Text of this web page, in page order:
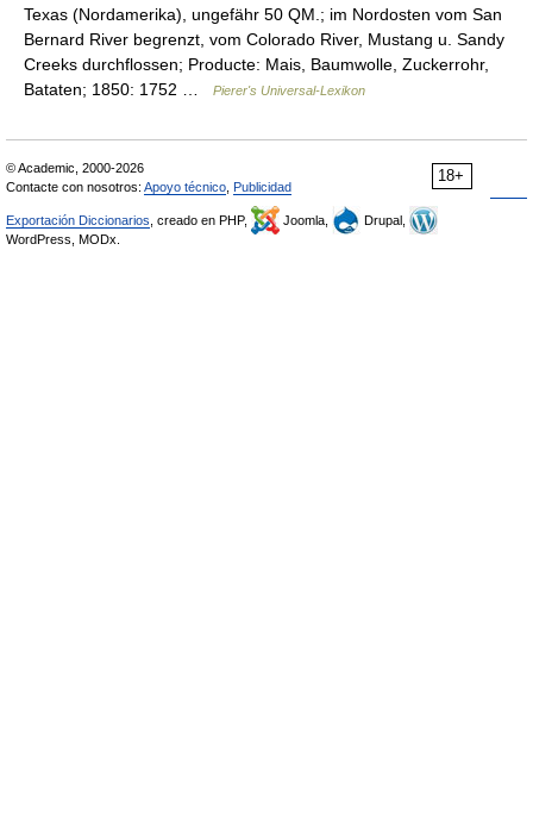
Texas (Nordamerika), ungefähr 50 QM.; im Nordosten vom San
Bernard River begrenzt, vom Colorado River, Mustang u. Sandy
Creeks durchflossen; Producte: Mais, Baumwolle, Zuckerrohr,
Bataten; 1850: 1752 …
Pierer's Universal-Lexikon
18+
© Academic, 2000-2026
Contacte con nosotros: Apoyo técnico Publicidad
Exportación Diccionarios , creado en PHP, Joomla,
Drupal,
WordPress, MODx.